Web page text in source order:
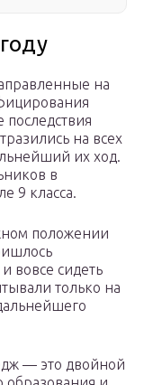
на
на всех
их ход.
в
9 класса.
положении
вовсе сидеть
только на
— это двойной